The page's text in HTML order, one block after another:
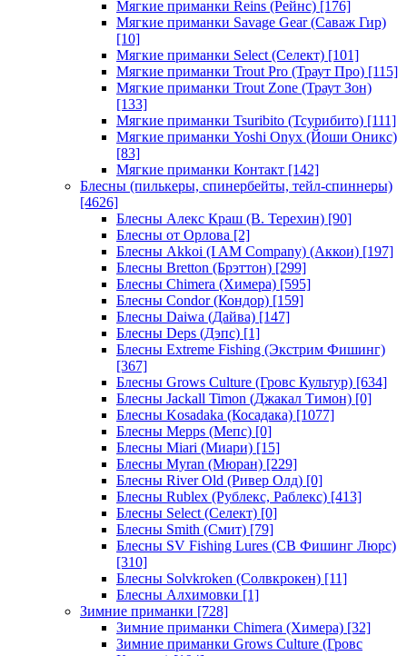
Мягкие приманки Reins (Рейнс) [176]
Мягкие приманки Savage Gear (Саваж Гир)
[10]
Мягкие приманки Select (Селект) [101]
Мягкие приманки Trout Pro (Траут Про) [115]
Мягкие приманки Trout Zone (Траут Зон)
[133]
Мягкие приманки Tsuribito (Тсурибито) [111]
Мягкие приманки Yoshi Onyx (Йоши Оникс)
[83]
Мягкие приманки Контакт [142]
Блесны (пилькеры, спинербейты, тейл-спиннеры)
[4626]
Блесны Алекс Краш (В. Терехин) [90]
Блесны от Орлова [2]
Блесны Akkoi (I AM Company) (Аккои) [197]
Блесны Bretton (Брэттон) [299]
Блесны Chimera (Химера) [595]
Блесны Condor (Кондор) [159]
Блесны Daiwa (Дайва) [147]
Блесны Deps (Дэпс) [1]
Блесны Extreme Fishing (Экстрим Фишинг)
[367]
Блесны Grows Culture (Гровс Культур) [634]
Блесны Jackall Timon (Джакал Тимон) [0]
Блесны Kosadaka (Косадака) [1077]
Блесны Mepps (Мепс) [0]
Блесны Miari (Миари) [15]
Блесны Myran (Мюран) [229]
Блесны River Old (Ривер Олд) [0]
Блесны Rublex (Рублекс, Раблекс) [413]
Блесны Select (Селект) [0]
Блесны Smith (Смит) [79]
Блесны SV Fishing Lures (СВ Фишинг Люрс)
[310]
Блесны Solvkroken (Солвкрокен) [11]
Блесны Алхимовки [1]
Зимние приманки [728]
Зимние приманки Chimera (Химера) [32]
Зимние приманки Grows Culture (Гровс